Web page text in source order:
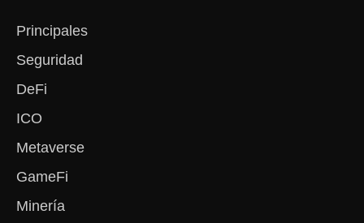
Principales
Seguridad
DeFi
ICO
Metaverse
GameFi
Minería